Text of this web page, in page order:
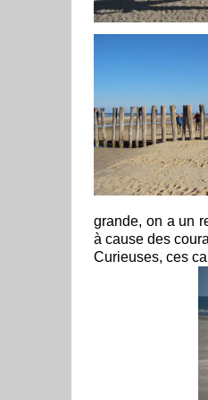
grande, on a un
à cause des
Curieuses, ces